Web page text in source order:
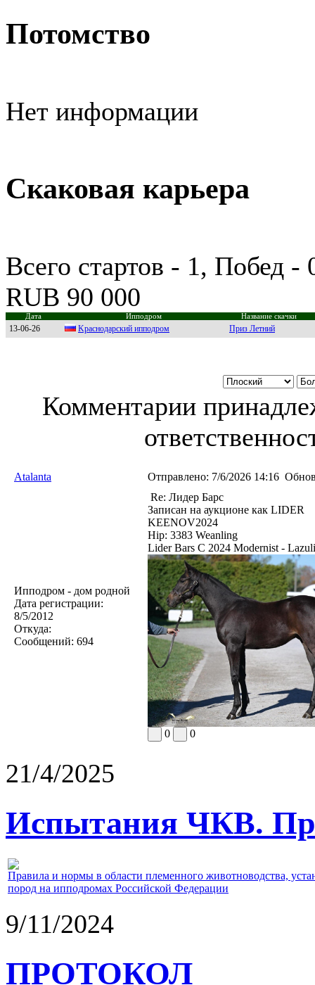
Потомство
Нет информации
Скаковая карьера
Всего стартов - 1, Побед
RUB 90 000
Дата Ипподром Название скачки
13-06-26 Kpacнодapcкий ипподpом Приз Летний
Комментарии
Atalanta Отправлено: 7/6/2026 14:16
Ипподром - дом родной
Дата регистрации:
8/5/2012
Откуда:
Сообщений: 694
Re: Лидер Барс
Записан на аукционе как LIDER
KEENOV2024
Hip: 3383 Weanling
Lider Bars C 2024 Modernist -
0 0
21/4/2025
Испытания ЧКВ.
Правила и нормы в области племенного животноводства,
пород на ипподромах Российской Федерации
9/11/2024
ПРОТОКОЛ